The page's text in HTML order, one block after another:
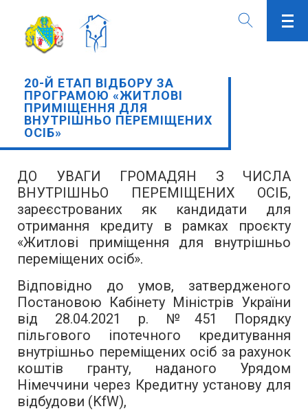
20-Й ЕТАП ВІДБОРУ ЗА
ПРОГРАМОЮ «ЖИТЛОВІ
ПРИМІЩЕННЯ ДЛЯ
ВНУТРІШНЬО ПЕРЕМІЩЕНИХ
ОСІБ»
ДО УВАГИ ГРОМАДЯН З ЧИСЛА
ВНУТРІШНЬО ПЕРЕМІЩЕНИХ ОСІБ,
зареєстрованих як кандидати для
отримання кредиту в рамках проєкту
«Житлові приміщення для внутрішньо
переміщених осіб».
Відповідно до умов, затвердженого
Постановою Кабінету Міністрів України
від 28.04.2021 р. №451 Порядку
пільгового іпотечного кредитування
внутрішньо переміщених осіб за рахунок
коштів гранту, наданого Урядом
Німеччини через Кредитну установу для
відбудови (KfW),